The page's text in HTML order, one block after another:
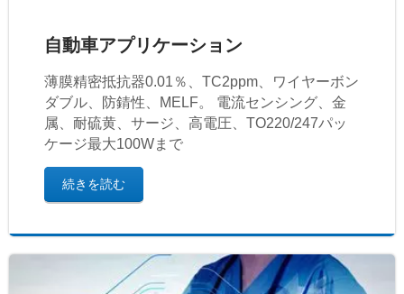
自動車アプリケーション
薄膜精密抵抗器0.01％、TC2ppm、ワイヤーボン
ダブル、防錆性、MELF。 電流センシング、金
属、耐硫黄、サージ、高電圧、TO220/247パッ
ケージ最大100Wまで
続きを読む